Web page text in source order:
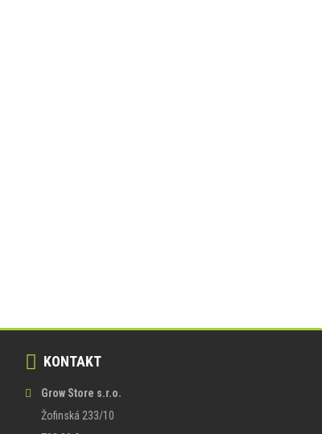
KONTAKT
Grow Store s.r.o.
Žofinská 233/10